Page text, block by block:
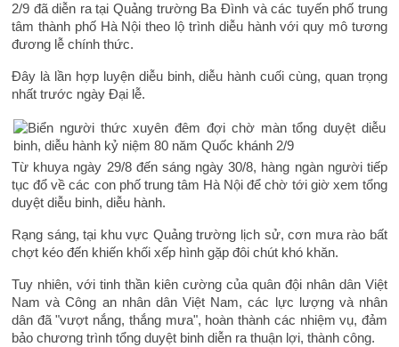
2/9 đã diễn ra tại Quảng trường Ba Đình và các tuyến phố trung
tâm thành phố Hà Nội theo lộ trình diễu hành với quy mô tương
đương lễ chính thức.
Đây là lần hợp luyện diễu binh, diễu hành cuối cùng, quan trọng
nhất trước ngày Đại lễ.
Từ khuya ngày 29/8 đến sáng ngày 30/8, hàng ngàn người tiếp
tục đổ về các con phố trung tâm Hà Nội để chờ tới giờ xem tổng
duyệt diễu binh, diễu hành.
Rạng sáng, tại khu vực Quảng trường lịch sử, cơn mưa rào bất
chợt kéo đến khiến khối xếp hình gặp đôi chút khó khăn.
Tuy nhiên, với tinh thần kiên cường của quân đội nhân dân Việt
Nam và Công an nhân dân Việt Nam, các lực lượng và nhân
dân đã "vượt nắng, thắng mưa", hoàn thành các nhiệm vụ, đảm
bảo chương trình tổng duyệt binh diễn ra thuận lợi, thành công.